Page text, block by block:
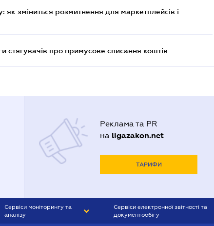
зміниться розмитнення для маркетплейсів і
стягувачів про примусове списання коштів
Реклама та PR
на ligazakon.net
ТАРИФИ
Сервіси моніторингу та
аналізу
Сервіси електронної звітності та
документообігу